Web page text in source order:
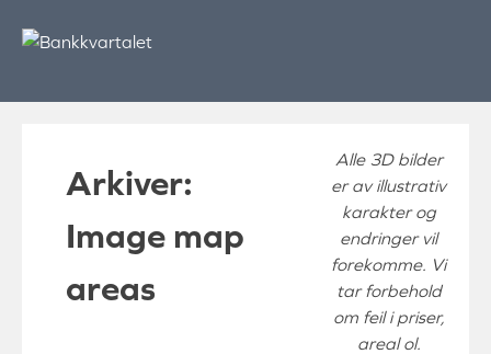
Arkiver:
Image map
areas
Alle 3D bilder
er av illustrativ
karakter og
endringer vil
forekomme. Vi
tar forbehold
om feil i priser,
areal ol.